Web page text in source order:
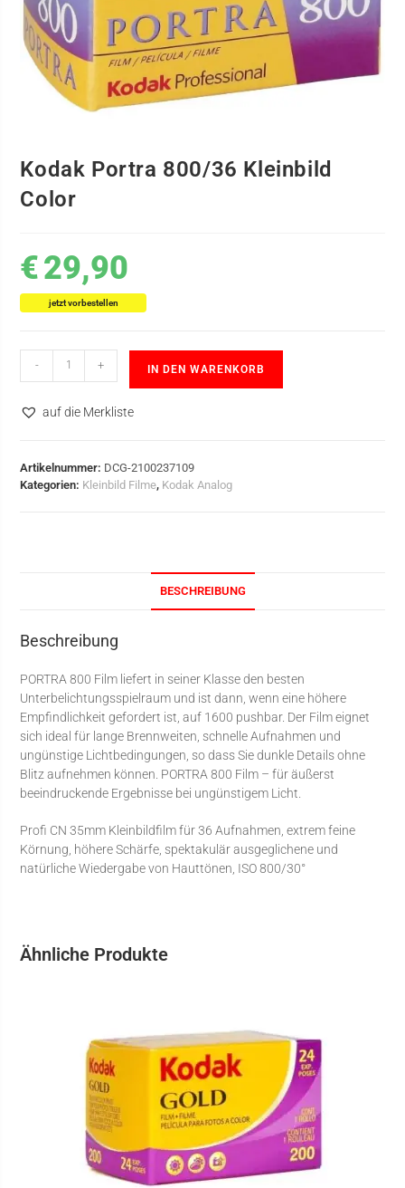
Kodak Portra 800/36 Kleinbild
Color
€29,90
jetzt vorbestellen
- + IN DEN WARENKORB
auf die Merkliste
Artikelnummer: DCG-2100237109
Kategorien: Kleinbild Filme, Kodak Analog
BESCHREIBUNG
Beschreibung
PORTRA 800 Film liefert in seiner Klasse den besten
Unterbelichtungsspielraum und ist dann, wenn eine höhere
Empfindlichkeit gefordert ist, auf 1600 pushbar. Der Film eignet
sich ideal für lange Brennweiten, schnelle Aufnahmen und
ungünstige Lichtbedingungen, so dass Sie dunkle Details ohne
Blitz aufnehmen können. PORTRA 800 Film – für äußerst
beeindruckende Ergebnisse bei ungünstigem Licht.
Profi CN 35mm Kleinbildfilm für 36 Aufnahmen, extrem feine
Körnung, höhere Schärfe, spektakulär ausgeglichene und
natürliche Wiedergabe von Hauttönen, ISO 800/30°
Ähnliche Produkte